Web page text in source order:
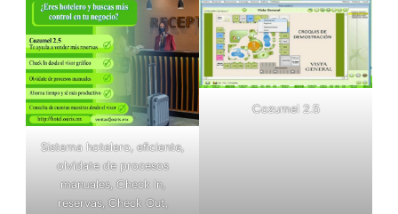
Sistema hotelero, eficiente,
olvídate de procesos
manuales, Check In,
reservas, Check Out,
Cozumel 2.5